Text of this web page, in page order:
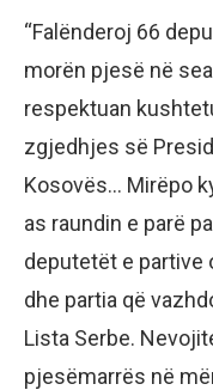
“Falënderoj 66
morën pjesë në
respektuan
zgjedhjes së
Kosovës… Mirëpo
as raundin e parë
deputetët e partive
dhe partia që
Lista Serbe.
pjesëmarrës në